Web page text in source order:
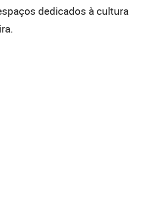
dedicados à cultura